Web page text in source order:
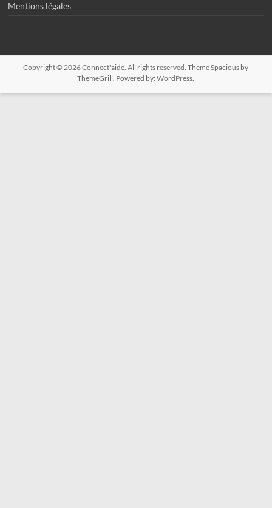
Mentions légales
Copyright © 2026Connect'aide. All rights reserved. ThemeSpacious by
ThemeGrill. Powered by:WordPress.